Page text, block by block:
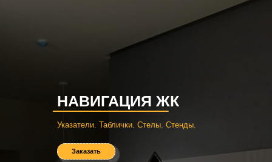
НАВИГАЦИЯ ЖК
Указатели. Таблички. Стелы. Стенды.
Заказать